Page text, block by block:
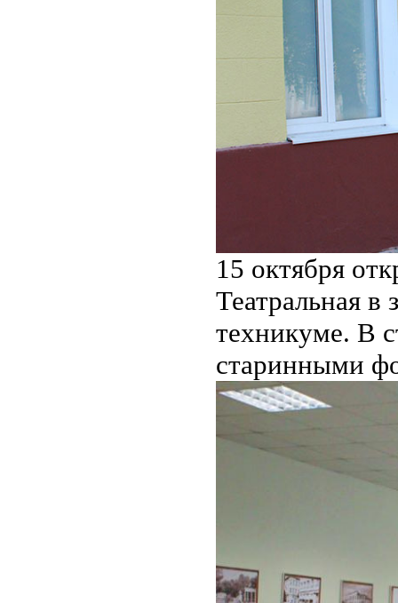
15 октября
Театральная
техникуме. В
старинными